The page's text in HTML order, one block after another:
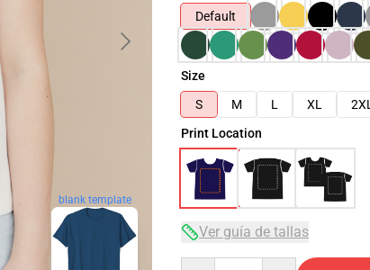
blank template
Default
Size
S
M L XL 2XL
Print Location
Ver guía de tallas